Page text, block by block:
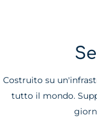
Costruito su
tutto il mondo.